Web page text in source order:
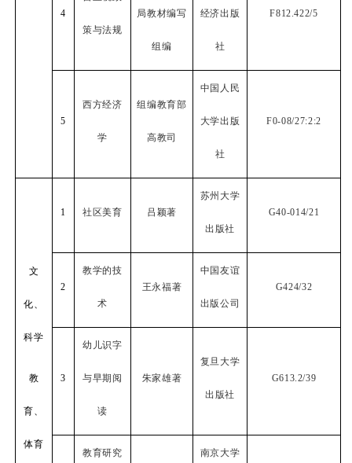
4
策与法规
局教材编写
组编
经济出版
社
F812.422/5
5
西方经济
学
组编教育部
高教司
中国人民
大学出版
社
F0-08/27:2:2
文
化、
科学
教
育、
体育
1 社区美育 吕颖著
苏州大学
出版社
G40-014/21
2
教学的技
术
王永福著
中国友谊
出版公司
G424/32
3
幼儿识字
与早期阅
读
朱家雄著
复旦大学
出版社
G613.2/39
教育研究 南京大学